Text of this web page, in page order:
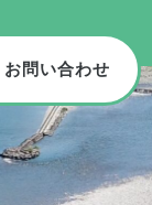
お問い合わせ